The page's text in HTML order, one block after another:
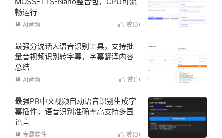
畅运行
 赞(0)
 AI音频
最强分说话人语音识别工具，支持批
量音视频识别转字幕，字幕翻译内容
总结
 赞(1 )
 AI音频
最强PR中文视频自动语音识别生成字
幕插件，语音识别准确率高支持多国
语言
 赞(0)
 专属软件